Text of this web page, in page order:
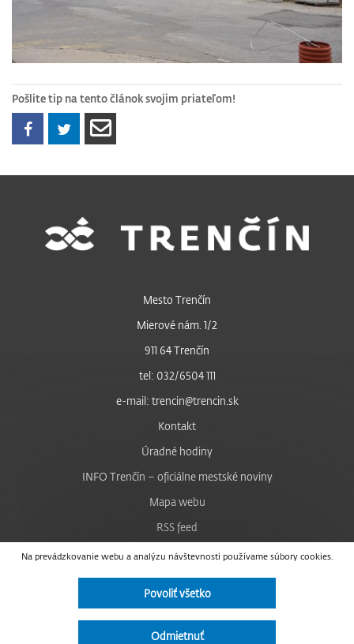
Pošlite tip na tento článok svojim priateľom!
Na prevádzkovanie webu a analýzu návštevnosti používame súbory cookies.
Povoliť všetko
Odmietnuť
Mesto Trenčín
Mierové nám. 1/2
911 64 Trenčín
tel: 032/6504 111
e-mail: trencin@trencin.sk
Kontakt
Úradné hodiny
INFO Trenčín – oficiálne mestské noviny
Mapa webu
RSS feed
Nastavenie cookies
Facebook
Instagram